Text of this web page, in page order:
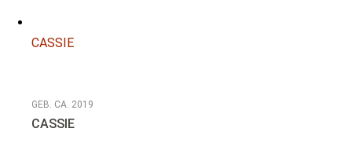
CASSIE
GEB. CA. 2019
CASSIE